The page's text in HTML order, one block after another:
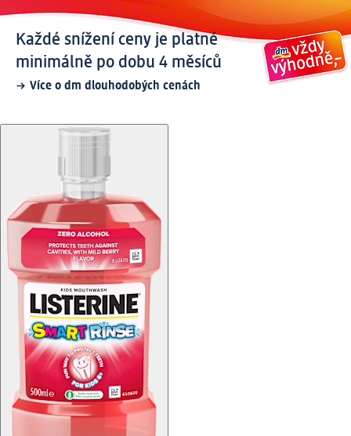
Každé snížení ceny je platné
minimálně po dobu 4 měsíců
Více o dm dlouhodobých cenách